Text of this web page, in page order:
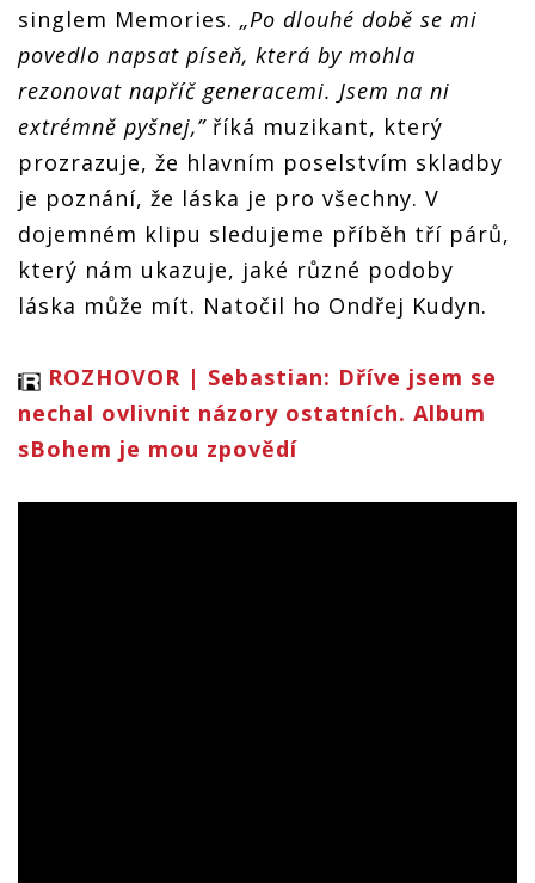
singlem Memories. „Po dlouhé době se mi
povedlo napsat píseň, která by mohla
rezonovat napříč generacemi. Jsem na ni
extrémně pyšnej,”říká muzikant, který
prozrazuje, že hlavním poselstvím skladby
je poznání, že láska je pro všechny. V
dojemném klipu sledujeme příběh tří párů,
který nám ukazuje, jaké různé podoby
láska může mít. Natočil ho Ondřej Kudyn.
ROZHOVOR | Sebastian: Dříve jsem se
nechal ovlivnit názory ostatních. Album
sBohem je mou zpovědí